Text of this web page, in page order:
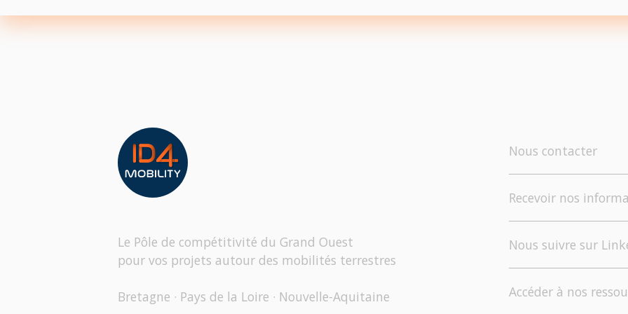
Le Pôle de compétitivité du Grand Ouest
pour vos projets autour des mobilités terrestres
Bretagne · Pays de la Loire · Nouvelle-Aquitaine
Nous contacter
Recevoir nos
Nous suivre sur
Accéder à nos